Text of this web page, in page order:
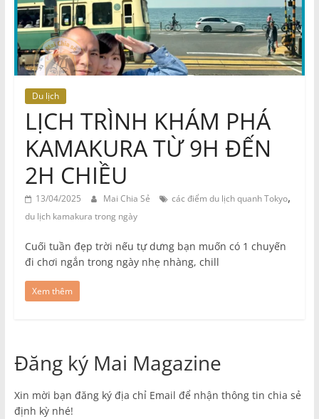
Du lịch
LỊCH TRÌNH KHÁM PHÁ
KAMAKURA TỪ 9H ĐẾN
2H CHIỀU
13/04/2025 Mai Chia Sẻ các điểm du lịch quanh Tokyo,
du lịch kamakura trong ngày
Cuối tuần đẹp trời nếu tự dưng bạn muốn có 1 chuyến
đi chơi ngắn trong ngày nhẹ nhàng, chill
Xem thêm
Đăng ký Mai Magazine
Xin mời bạn đăng ký địa chỉ Email để nhận thông tin chia sẻ
định kỳ nhé!